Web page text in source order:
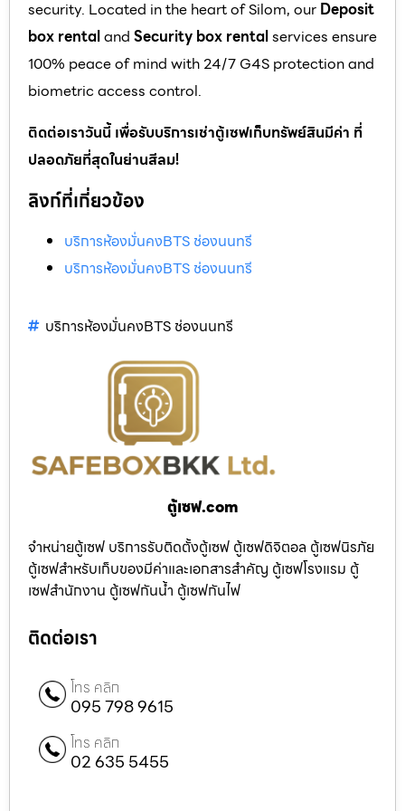
security. Located in the heart of Silom, our Deposit
box rentaland Security box rentalservices ensure
100% peace of mind with 24/7 G4S protection and
biometric access control.
ติดต่อเราวันนี้ เพื่อรับบริการเช่าตู้เซฟเก็บทรัพย์สินมีค่า ที่
ปลอดภัยที่สุดในย่านสีลม!
ลิงก์ที่เกี่ยวข้อง
บริการห้องมั่นคงBTS ช่องนนทรี
บริการห้องมั่นคงBTS ช่องนนทรี
บริการห้องมั่นคงBTS ช่องนนทรี
ตู้เซฟ.com
จำหน่ายตู้เซฟ บริการรับติดตั้งตู้เซฟ ตู้เซฟดิจิตอล ตู้เซฟนิรภัย
ตู้เซฟสำหรับเก็บของมีค่าและเอกสารสำคัญ ตู้เซฟโรงแรม ตู้
เซฟสำนักงาน ตู้เซฟกันน้ำ ตู้เซฟกันไฟ
ติดต่อเรา
โทร คลิก
095 798 9615
โทร คลิก
02 635 5455